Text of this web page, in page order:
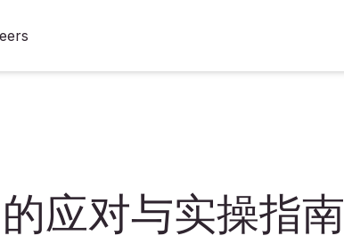
应对与实操指南